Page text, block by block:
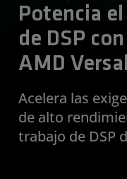
Potencia
de DSP
AMD
Acelera las
de alto
trabajo de DSP